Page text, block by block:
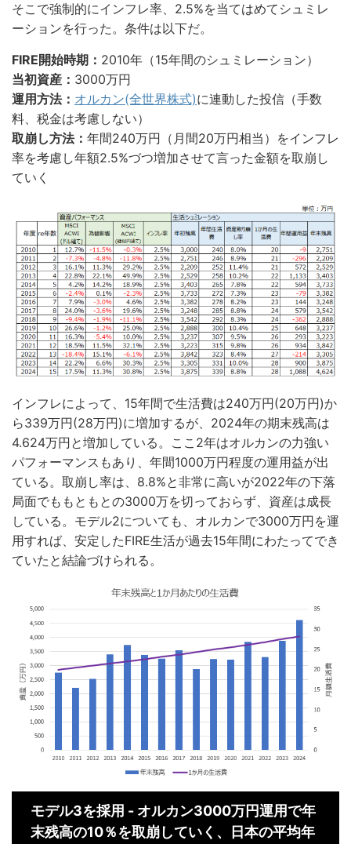
そこで強制的にインフレ率、2.5%を当てはめてシュミレ
ーションを行った。条件は以下だ。
FIRE開始時期： 2010年（15年間のシュミレーション）
当初資産： 3000万円
運用方法： オルカン(全世界株式)に連動した投信（手数
料、税金は考慮しない）
取崩し方法： 年間240万円（月間20万円相当）をインフレ
率を考慮し年額2.5%づつ増加させて言った金額を取崩し
ていく
インフレによって、15年間で生活費は240万円(20万円)か
ら339万円(28万円)に増加するが、2024年の期末残高は
4.624万円と増加している。ここ2年はオルカンの力強い
パフォーマンスもあり、年間1000万円程度の運用益が出
ている。取崩し率は、8.8%と非常に高いが2022年の下落
局面でももともとの3000万を切っておらず、資産は成長
している。モデル2についても、オルカンで3000万円を運
用すれば、安定したFIRE生活が過去15年間にわたってでき
ていたと結論づけられる。
モデル3を採用 - オルカン3000万円運用で年
末残高の10％を取崩していく、日本の平均年